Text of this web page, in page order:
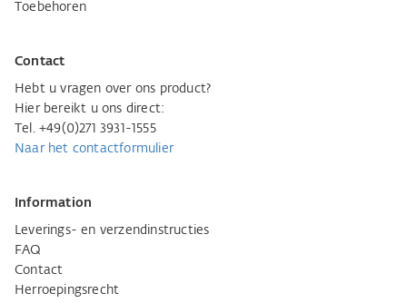
Toebehoren
Contact
Hebt u vragen over ons product?
Hier bereikt u ons direct:
Tel. +49(0)271 3931-1555
Naar het contactformulier
Information
Leverings- en verzendinstructies
FAQ
Contact
Herroepingsrecht